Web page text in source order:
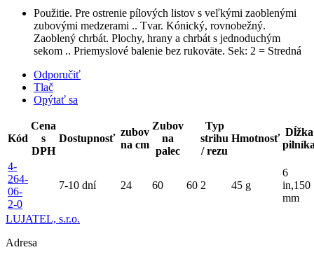
Použitie. Pre ostrenie pílových listov s veľkými zaoblenými
zubovými medzerami .. Tvar. Kónický, rovnobežný.
Zaoblený chrbát. Plochy, hrany a chrbát s jednoduchým
sekom .. Priemyslové balenie bez rukoväte. Sek: 2 = Stredná
Odporučiť
Tlač
Opýtať sa
Kód
Cena
s
DPH
Dostupnosť
zubov
na cm
Zubov
na
palec
Typ
strihu
/ rezu
Hmotnosť
Dĺžka
4-
264-
06-
2-0
7-10 dní 24 60 60 2 45 g
6
in,150
mm
LUJATEL, s.r.o.
Adresa